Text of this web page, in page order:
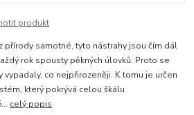
produkt
přírody samotné, tyto nástrahy jsou čím dál
rok spousty pěkných úlovků. Proto se
vypadaly, co nejpřirozeněji. K tomu je určen
který pokrývá celou škálu
celý popis